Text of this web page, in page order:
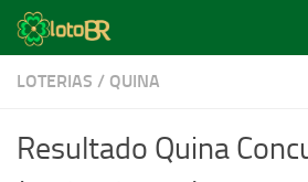
Skip to content
LOTERIAS / QUINA
Resultado Quina